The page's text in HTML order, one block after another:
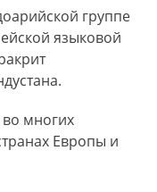
перешли с
окружения. В
(влахуря) –
дако-
группе
языковой
многих
Европы и